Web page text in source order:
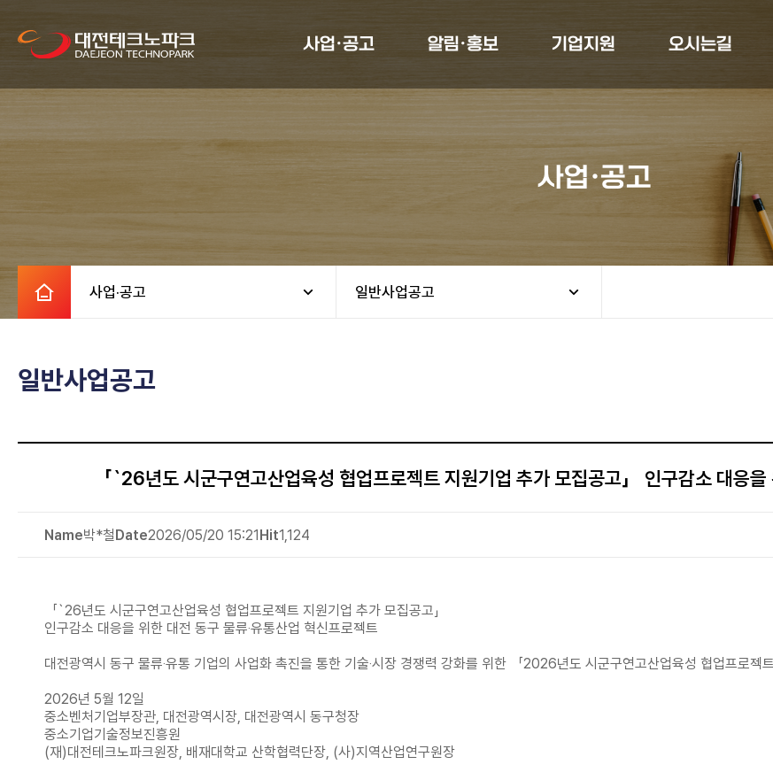
사업·공고 알림·홍보 기업지원 오시는길
사업·공고
사업·공고 일반사업공고
일반사업공고
「`26년도 시군구연고산업육성 협업프로젝트 지원기업 추가 모집공고」 인구감소 대응
Name박*철Date2026/05/20 15:21Hit1,124
「`26년도 시군구연고산업육성 협업프로젝트 지원기업 추가 모집공고」
인구감소 대응을 위한 대전 동구 물류‧유통산업 혁신프로젝트
대전광역시 동구 물류‧유통 기업의 사업화 촉진을 통한 기술‧시장 경쟁력 강화를 위한 「2026년도 시군구연고산업육성 협업프로
2026년 5월 12일
중소벤처기업부장관, 대전광역시장, 대전광역시 동구청장
중소기업기술정보진흥원
(재)대전테크노파크원장, 배재대학교 산학협력단장, (사)지역산업연구원장